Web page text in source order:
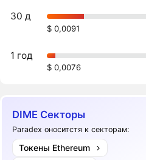
30 д
$ 0,0091
1 год
$ 0,0076
DIME Секторы
Paradex оноситстя к секторам:
Токены Ethereum